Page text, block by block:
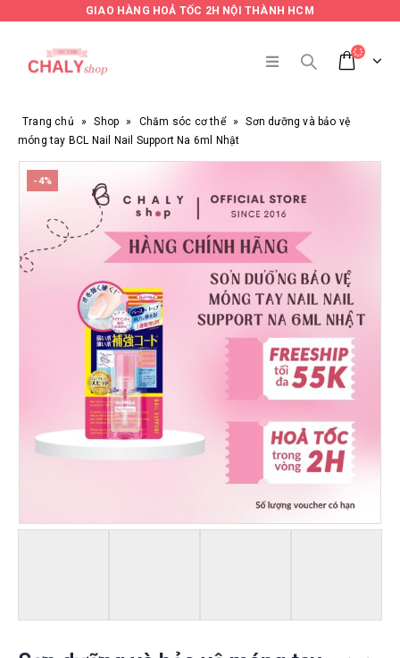
GIAO HÀNG HOẢ TỐC 2H NỘI THÀNH HCM
Trang chủ » Shop » Chăm sóc cơ thể »
Sơn dưỡng và bảo vệ
móng tay BCL Nail Nail Support Na 6ml Nhật
-4%